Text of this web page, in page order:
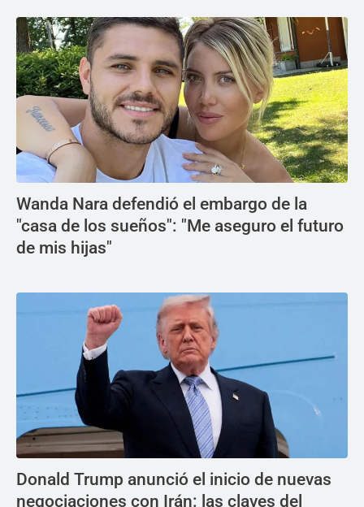
Wanda Nara defendió el embargo de la
"casa de los sueños": "Me aseguro el futuro
de mis hijas"
Donald Trump anunció el inicio de nuevas
negociaciones con Irán: las claves del